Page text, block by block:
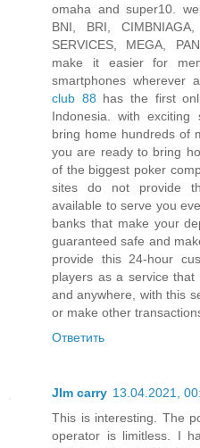
omaha and super10.
BNI, BRI,
SERVICES, MEGA,
make it easier for
smartphones wherever
club 88 has the first
Indonesia. with exciting
bring home hundreds of
you are ready to bring
of the biggest poker
sites do not provide
available to serve you
banks that make your
guaranteed safe and
provide this 24-hour
players as a service that
and anywhere, with this
or make other
Ответить
JIm carry 13.04.2021,
This is interesting. The
operator is limitless. I